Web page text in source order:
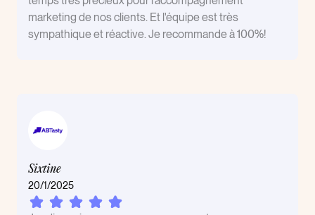
marketing de nos clients. Et l'équipe est très
sympathique et réactive. Je recommande à 100%!
Sixtine
20/1/2025